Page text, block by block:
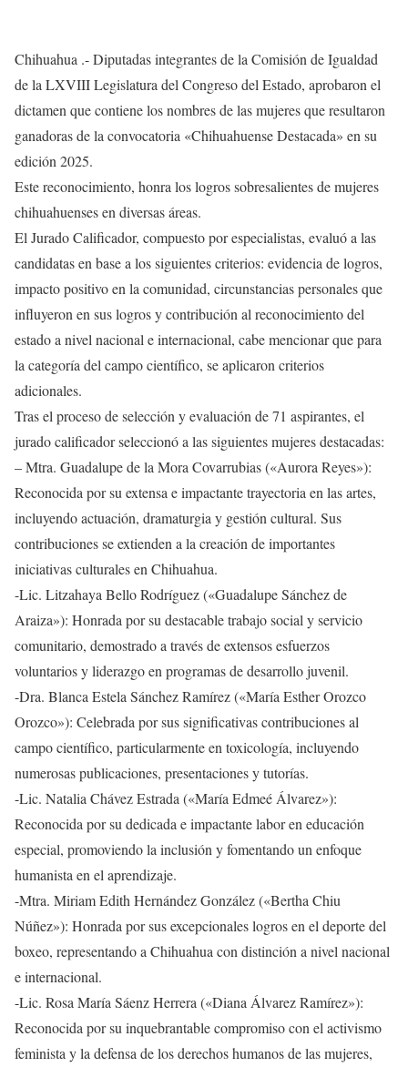
Chihuahua .- Diputadas integrantes de la Comisión de Igualdad
de la LXVIII Legislatura del Congreso del Estado, aprobaron el
dictamen que contiene los nombres de las mujeres que resultaron
ganadoras de la convocatoria «Chihuahuense Destacada» en su
edición 2025.
Este reconocimiento, honra los logros sobresalientes de mujeres
chihuahuenses en diversas áreas.
El Jurado Calificador, compuesto por especialistas, evaluó a las
candidatas en base a los siguientes criterios: evidencia de logros,
impacto positivo en la comunidad, circunstancias personales que
influyeron en sus logros y contribución al reconocimiento del
estado a nivel nacional e internacional, cabe mencionar que para
la categoría del campo científico, se aplicaron criterios
adicionales.
Tras el proceso de selección y evaluación de 71 aspirantes, el
jurado calificador seleccionó a las siguientes mujeres destacadas:
– Mtra. Guadalupe de la Mora Covarrubias («Aurora Reyes»):
Reconocida por su extensa e impactante trayectoria en las artes,
incluyendo actuación, dramaturgia y gestión cultural. Sus
contribuciones se extienden a la creación de importantes
iniciativas culturales en Chihuahua.
-Lic. Litzahaya Bello Rodríguez («Guadalupe Sánchez de
Araiza»): Honrada por su destacable trabajo social y servicio
comunitario, demostrado a través de extensos esfuerzos
voluntarios y liderazgo en programas de desarrollo juvenil.
-Dra. Blanca Estela Sánchez Ramírez («María Esther Orozco
Orozco»): Celebrada por sus significativas contribuciones al
campo científico, particularmente en toxicología, incluyendo
numerosas publicaciones, presentaciones y tutorías.
-Lic. Natalia Chávez Estrada («María Edmeé Álvarez»):
Reconocida por su dedicada e impactante labor en educación
especial, promoviendo la inclusión y fomentando un enfoque
humanista en el aprendizaje.
-Mtra. Miriam Edith Hernández González («Bertha Chiu
Núñez»): Honrada por sus excepcionales logros en el deporte del
boxeo, representando a Chihuahua con distinción a nivel nacional
e internacional.
-Lic. Rosa María Sáenz Herrera («Diana Álvarez Ramírez»):
Reconocida por su inquebrantable compromiso con el activismo
feminista y la defensa de los derechos humanos de las mujeres,